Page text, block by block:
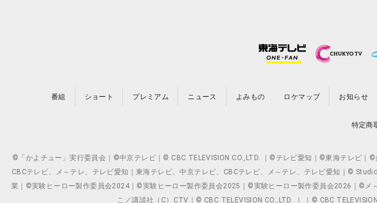
番組 ショート プレミアム ニュース よみもの ロケマップ お知らせ
特定商
©「かよチュー」実行委員会｜©中京テレビ｜© CBC TELEVISION CO.,LTD. ｜©テレビ愛知｜©東海テレビ
CBCテレビ、メ～テレ、テレビ愛知｜東海テレビ、中京テレビ、CBCテレビ、メ～テレ、テレビ愛知｜©
業｜©実験ヒーロー製作委員会2024｜©実験ヒーロー製作委員会2025｜©実験ヒーロー製作委員会2026｜©メ
こ／講談社（C）CTV｜© CBC TELEVISION CO.,LTD. ｜ ｜© CBC